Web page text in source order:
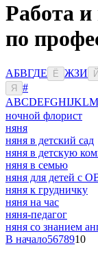
Работа
по
АБВГДЕ Ё ЖЗИ Й
Я
#
ABCDEFGHIJKLM
ночной флорист
няня
няня в детский сад
няня в детскую
няня в семью
няня для детей с
няня к грудничку
няня на час
няня-педагог
няня со знанием
В начало5678910